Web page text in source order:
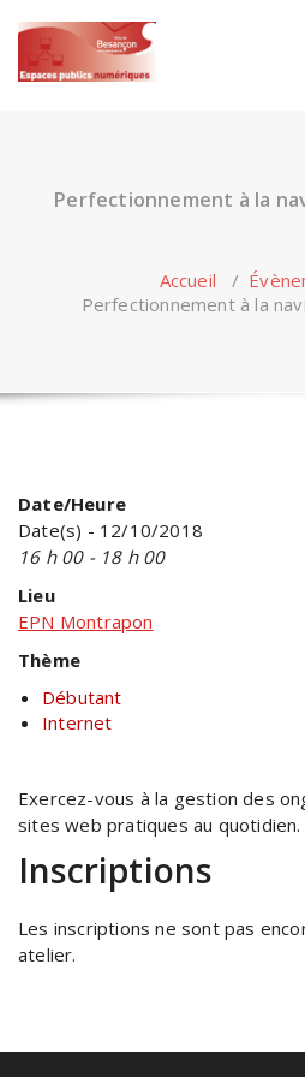
content
Perfectionnement à la
Accueil /
Perfectionnement à la
Date/Heure
Date(s) - 12/10/2018
16 h 00 - 18 h 00
Lieu
EPN Montrapon
Thème
Débutant
Internet
Exercez-vous à la gestion des
sites web pratiques au quotidien.
Inscriptions
Les inscriptions ne sont pas
atelier.